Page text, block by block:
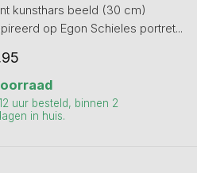
kunsthars beeld (30 cm)
op Egon Schieles portret...
uur besteld, binnen 2
in huis.